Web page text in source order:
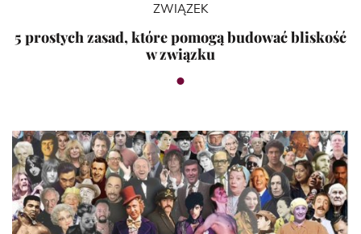
ZWIĄZEK
5 prostych zasad, które pomogą budować bliskość
w związku